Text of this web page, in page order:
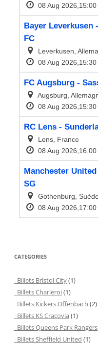
CATEGORIES
Billets Bristol City(1)
Billets Charleroi(1)
Billets Kickers Offenbach (2)
Billets KS Cracovia (1)
Billets Queens Park Rangers
Billets Sheffield United (1)